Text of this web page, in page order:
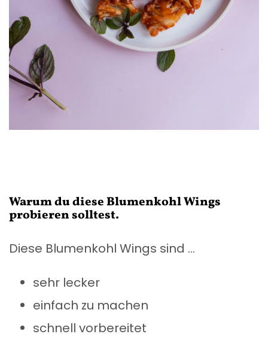
Warum du diese Blumenkohl Wings
probieren solltest.
Diese Blumenkohl Wings sind …
sehr lecker
einfach zu machen
schnell vorbereitet